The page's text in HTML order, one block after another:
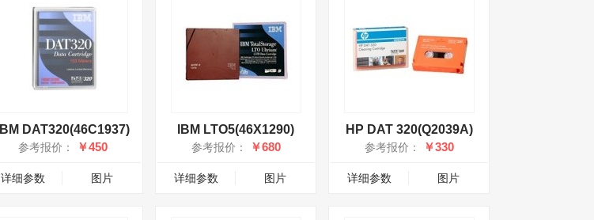
IBM DAT320(46C1937)
参考报价： ￥450
详细参数 图片
IBM LTO5(46X1290)
参考报价： ￥680
详细参数 图片
HP DAT 320(Q2039A)
参考报价： ￥330
详细参数 图片